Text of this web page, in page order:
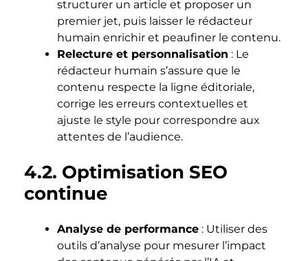
structurer un article et proposer un
premier jet, puis laisser le rédacteur
humain enrichir et peaufiner le contenu.
Relecture et personnalisation : Le
rédacteur humain s’assure que le
contenu respecte la ligne éditoriale,
corrige les erreurs contextuelles et
ajuste le style pour correspondre aux
attentes de l’audience.
4.2. Optimisation SEO
continue
Analyse de performance : Utiliser des
outils d’analyse pour mesurer l’impact